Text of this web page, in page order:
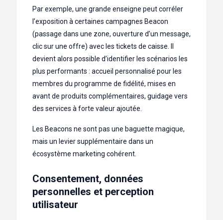
Par exemple, une grande enseigne peut corréler
l’exposition à certaines campagnes Beacon
(passage dans une zone, ouverture d’un message,
clic sur une offre) avec les tickets de caisse. Il
devient alors possible d’identifier les scénarios les
plus performants : accueil personnalisé pour les
membres du programme de fidélité, mises en
avant de produits complémentaires, guidage vers
des services à forte valeur ajoutée.
Les Beacons ne sont pas une baguette magique,
mais un levier supplémentaire dans un
écosystème marketing cohérent.
Consentement, données
personnelles et perception
utilisateur